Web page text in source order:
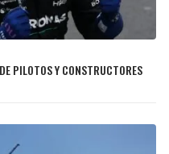
PILOTOS Y CONSTRUCTORES